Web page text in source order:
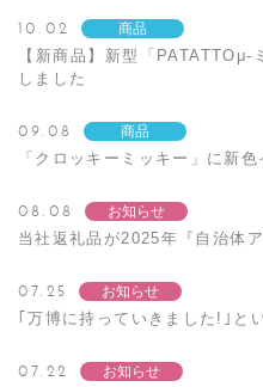
10.02 商品
【新商品】新型「
しました
09.08 商品
「クロッキーミッキー」に新色
08.08 お知らせ
当社返礼品が2025年『自治体
07.25 お知らせ
｢万博に持っていきました!｣と
07.22 お知らせ